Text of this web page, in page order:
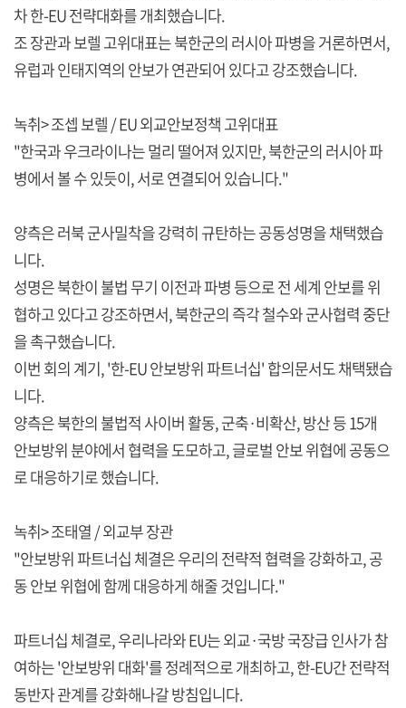
차 한-EU 전략대화를 개최했습니다.
조 장관과 보렐 고위대표는 북한군의 러시아 파병을 거론하면서,
유럽과 인태지역의 안보가 연관되어 있다고 강조했습니다.
녹취> 조셉 보렐 / EU 외교안보정책 고위대표
"한국과 우크라이나는 멀리 떨어져 있지만, 북한군의 러시아 파
병에서 볼 수 있듯이, 서로 연결되어 있습니다."
양측은 러북 군사밀착을 강력히 규탄하는 공동성명을 채택했습
니다.
성명은 북한이 불법 무기 이전과 파병 등으로 전 세계 안보를 위
협하고 있다고 강조하면서, 북한군의 즉각 철수와 군사협력 중단
을 촉구했습니다.
이번 회의 계기, '한-EU 안보방위 파트너십' 합의문서도 채택됐습
니다.
양측은 북한의 불법적 사이버 활동, 군축·비확산, 방산 등 15개
안보방위 분야에서 협력을 도모하고, 글로벌 안보 위협에 공동으
로 대응하기로 했습니다.
녹취> 조태열 / 외교부 장관
"안보방위 파트너십 체결은 우리의 전략적 협력을 강화하고, 공
동 안보 위협에 함께 대응하게 해줄 것입니다."
파트너십 체결로, 우리나라와 EU는 외교·국방 국장급 인사가 참
여하는 '안보방위 대화'를 정례적으로 개최하고, 한-EU간 전략적
동반자 관계를 강화해나갈 방침입니다.